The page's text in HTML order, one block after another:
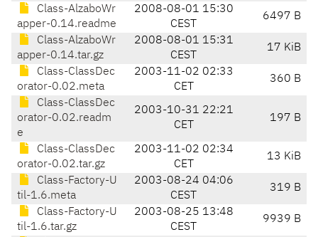
Class-AlzaboWr
apper-0.14.readme
2008-08-01 15:30
CEST
6497 B
Class-AlzaboWr
apper-0.14.tar.gz
2008-08-01 15:31
CEST
17 KiB
Class-ClassDec
orator-0.02.meta
2003-11-02 02:33
CET
360 B
Class-ClassDec
orator-0.02.readm
e
2003-10-31 22:21
CET
197 B
Class-ClassDec
orator-0.02.tar.gz
2003-11-02 02:34
CET
13 KiB
Class-Factory-U
til-1.6.meta
2003-08-24 04:06
CEST
319 B
Class-Factory-U
til-1.6.tar.gz
2003-08-25 13:48
CEST
9939 B